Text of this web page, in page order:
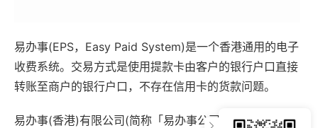
易办事(EPS，Easy Paid System)是一个香港通用的电子
收费系统。交易方式是使用提款卡由客户的银行户口直接
转账至商户的银行户口，不存在信用卡的货款问题。
易办事(香港)有限公司(简称「易办事公司」)於1984年成